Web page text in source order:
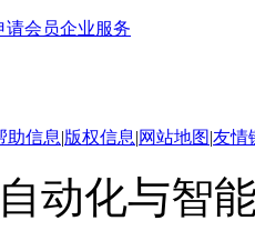
请会员企业服务
助信息|版权信息|网站地图|友情
动化与智